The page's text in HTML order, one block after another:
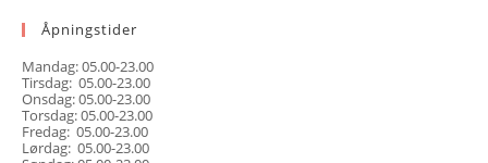
Åpningstider
Mandag: 05.00-23.00
Tirsdag: 05.00-23.00
Onsdag: 05.00-23.00
Torsdag: 05.00-23.00
Fredag: 05.00-23.00
Lørdag: 05.00-23.00